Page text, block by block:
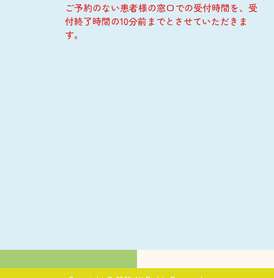
ご予約のない患者様の窓口での受付時間を、受
付終了時間の10分前までとさせていただきま
す。